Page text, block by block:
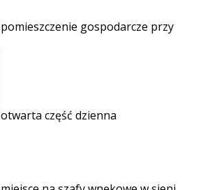
pomieszczenie gospodarcze przy
otwarta część dzienna